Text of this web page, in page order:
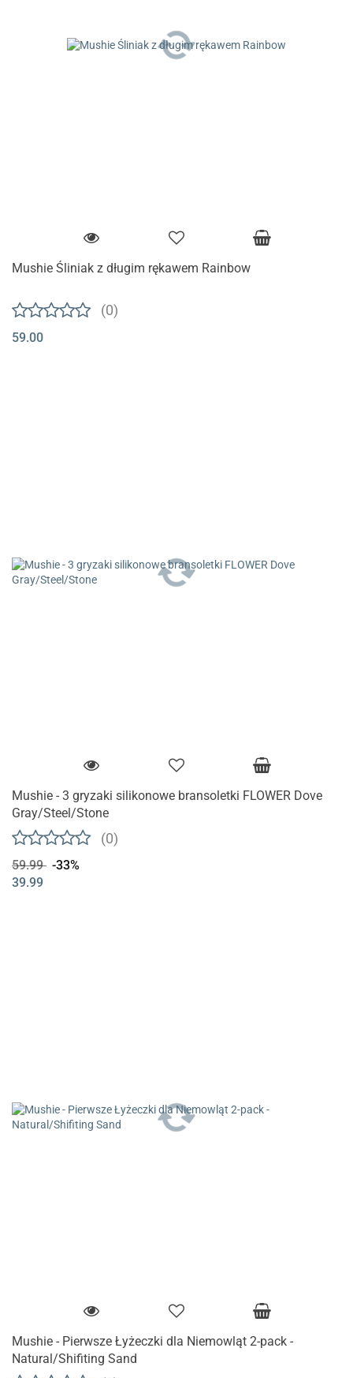
Mushie Śliniak z długim rękawem Rainbow
(0)
59.00
Mushie - 3 gryzaki silikonowe bransoletki FLOWER Dove
Gray/Steel/Stone
(0)
59.99 -33%
39.99
Mushie - Pierwsze Łyżeczki dla Niemowląt 2-pack -
Natural/Shifiting Sand